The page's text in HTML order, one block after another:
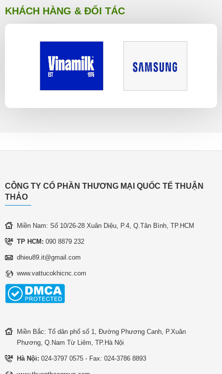
KHÁCH HÀNG & ĐỐI TÁC
CÔNG TY CỔ PHẦN THƯƠNG MẠI QUỐC TẾ THUẬN
THẢO
Miền Nam: Số 10/26-28 Xuân Diệu, P.4, Q.Tân Bình, TP.HCM
TP HCM: 090 8879 232
dhieu89.it@gmail.com
www.vattucokhicnc.com
Miền Bắc: Tổ dân phố số 1, Đường Phương Canh, P.Xuân
Phương, Q.Nam Từ Liêm, TP.Hà Nội
Hà Nội: 024-3797 0575 - Fax: 024-3786 8893